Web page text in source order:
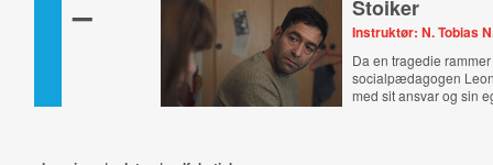
– Stoiker
Instruktør: N. Tobias
Da en tragedie
socialpædagogen
med sit ansvar og sin